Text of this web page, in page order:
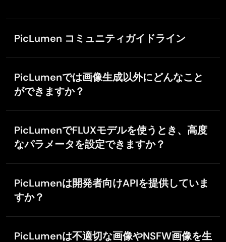
Nov 12, 2025
excellent images are generated
excellent images are generated
basem trials
Works like charm .. I love this app
PicLumen コミュニティガイドライン
PicLumenは、当サービス上で生成が許可されるコンテ
ラインの整備に取り組んでいます。コミュニティガイ
ドラインは、AI技術の進化に合わせて継続的に更新・
No Harm（無害性）：生成されるコンテンツは、悪意
ある目的を持たず、いかなる害や悪影響も与えないも
は、職場でも安全に閲覧できる（SFW）内容に限定さ
れます。
は、すべてのクリエイターへの敬意の上に成り立って
います。
PicLumenでは画像生成以外にどんなこと
ができますか？
PicLumenではAI画像生成、AI動画生成に加え、背景削
ラーなどのAI編集ツールもご利用いただけます。すべ
ての機能はスタジオ内からアクセスできます。
PicLumenでFLUXモデルを使うとき、高度
なパラメータを設定できますか？
現時点では、FLUXモデルは高度なパラメータの手動調
ん。FLUX.1-schnellはBlack Forest Labsが開発したテ
キスト入力ベースのオープンソース画像生成モデルの
PicLumenは開発者向けAPIを提供していま
すか？
現在、PicLumenは開発者向けAPIを提供していませ
能やAPI提供に関する最新情報は、公式サイトでお知ら
PicLumenは不適切な画像やNSFW画像を生